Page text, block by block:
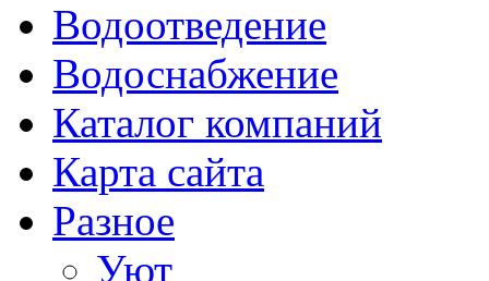
Водоотведение
Водоснабжение
Каталог компаний
Карта сайта
Разное
Уют